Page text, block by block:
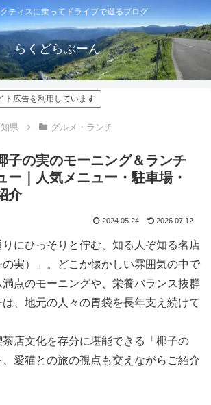
ティスに乗ってドライブで巡るブログ
らくどらぶーん
ト広告を利用しています
県 グルメ・ランチ
子の実のモーニング＆ランチ
ー｜人気メニュー・駐車場・
介
2024.05.24 2026.07.12
にひっそりと佇む、知る人ぞ知る名店
の実）」。どこか懐かしい雰囲気の中で
点のモーニングや、栄養バランス抜群
、地元の人々の胃袋を長年支え続けて
店文化を存分に堪能できる「椰子の
愛猫との旅の視点も交えながらご紹介